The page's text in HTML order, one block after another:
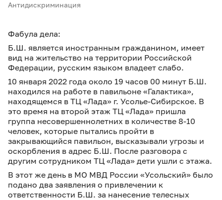
Антидискриминация
Фабула дела:
Б.Ш. является иностранным гражданином, имеет
вид на жительство на территории Российской
Федерации, русским языком владеет слабо.
10 января 2022 года около 19 часов 00 минут Б.Ш.
находился на работе в павильоне «Галактика»,
находящемся в ТЦ «Лада» г. Усолье-Сибирское. В
это время на второй этаж ТЦ «Лада» пришла
группа несовершеннолетних в количестве 8-10
человек, которые пытались пройти в
закрывающийся павильон, высказывали угрозы и
оскорбления в адрес Б.Ш. После разговора с
другим сотрудником ТЦ «Лада» дети ушли с этажа.
В этот же день в МО МВД России «Усольский» было
подано два заявления о привлечении к
ответственности Б.Ш. за нанесение телесных